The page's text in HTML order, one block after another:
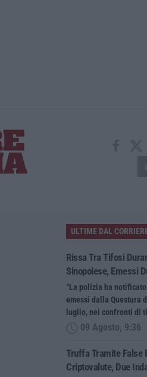
Reggio Calabria, Zoppas: «Il
ULTIME DAL
Rissa Tra Tifosi
Sinopolese, Emessi
“La polizia ha
emessi dalla Questura
luglio, nei confronti di
09 Agosto, 9:36
Truffa Tramite False
Criptovalute, Due